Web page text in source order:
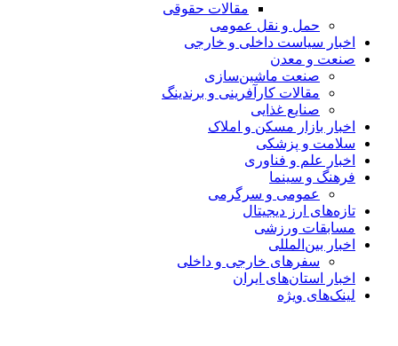
مقالات حقوقی
حمل و نقل عمومی
اخبار سیاست داخلی و خارجی
صنعت و معدن
صنعت ماشین‌سازی
مقالات کارآفرینی و برندینگ
صنایع غذایی
اخبار بازار مسکن و املاک
سلامت و پزشکی
اخبار علم و فناوری
فرهنگ و سینما
عمومی و سرگرمی
تازه‌های ارز دیجیتال
مسابقات ورزشی
اخبار بین‌المللی
سفرهای خارجی و داخلی
اخبار استان‌های ایران
لینک‌های ویژه